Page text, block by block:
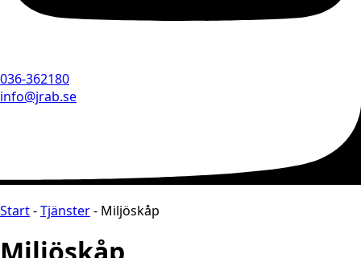
036-362180
info@jrab.se
Start-Tjänster- Miljöskåp